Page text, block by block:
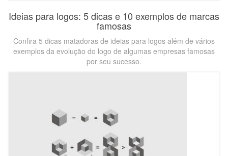
Ideias para logos: 5 dicas e 10 exemplos de marcas
famosas
Confira 5 dicas matadoras de ideias para logos além de vários
exemplos da evolução do logo de algumas empresas famosas
por seu sucesso.